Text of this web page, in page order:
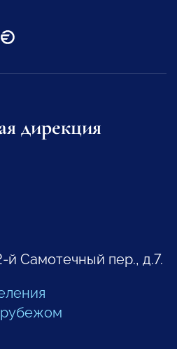
дирекция
й Самотечный пер., д.7.
рубежом